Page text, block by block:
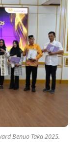
Benuo Taka 2025.